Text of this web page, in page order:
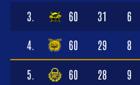
3. 60 31 6
4. 60 29 8
5. 60 28 9